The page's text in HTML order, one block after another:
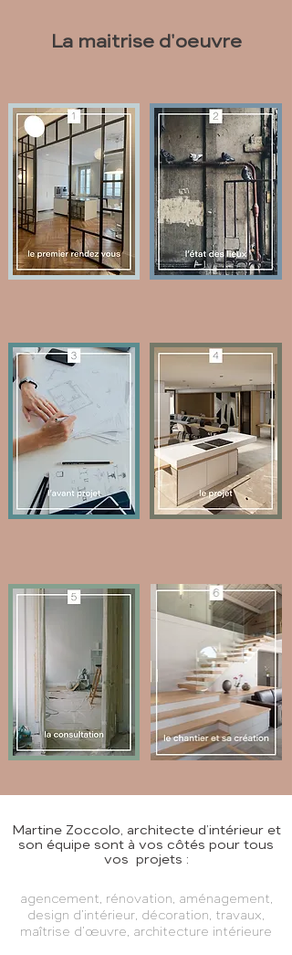
La maitrise d'oeuvre
Martine Zoccolo, architecte d’intérieur et
son équipe sont à vos côtés pour tous
vos projets :
agencement, rénovation, aménagement,
design d’intérieur, décoration, travaux,
maîtrise d’œuvre, architecture intérieure